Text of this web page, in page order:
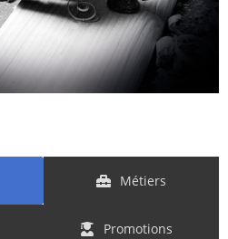
Métiers
Promotions